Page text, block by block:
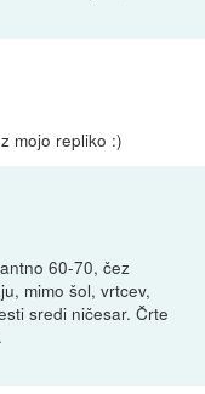
mojo repliko :)
60-70, čez
mimo šol, vrtcev,
sredi ničesar. Črte